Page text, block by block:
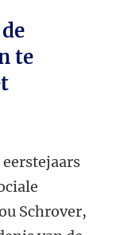
te
eerstejaars
Schrover,